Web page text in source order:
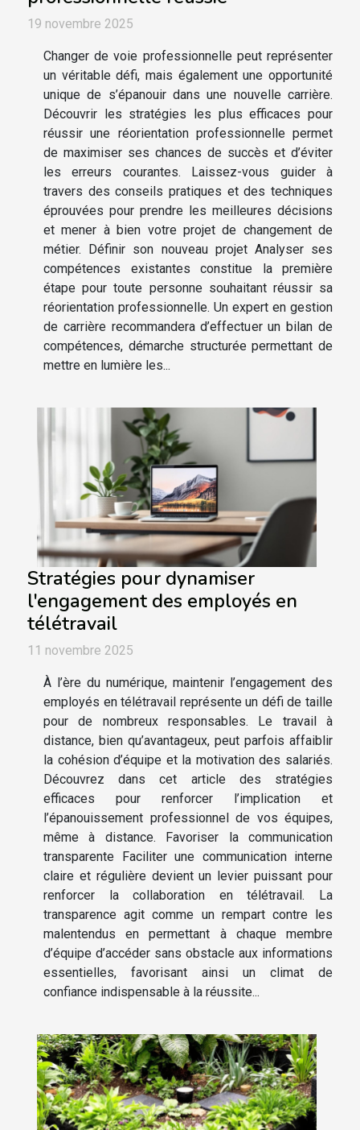
19 novembre 2025
Changer de voie professionnelle peut représenter
un véritable défi, mais également une opportunité
unique de s’épanouir dans une nouvelle carrière.
Découvrir les stratégies les plus efficaces pour
réussir une réorientation professionnelle permet
de maximiser ses chances de succès et d’éviter
les erreurs courantes. Laissez-vous guider à
travers des conseils pratiques et des techniques
éprouvées pour prendre les meilleures décisions
et mener à bien votre projet de changement de
métier. Définir son nouveau projet Analyser ses
compétences existantes constitue la première
étape pour toute personne souhaitant réussir sa
réorientation professionnelle. Un expert en gestion
de carrière recommandera d’effectuer un bilan de
compétences, démarche structurée permettant de
mettre en lumière les...
Stratégies pour dynamiser
l'engagement des employés en
télétravail
11 novembre 2025
À l’ère du numérique, maintenir l’engagement des
employés en télétravail représente un défi de taille
pour de nombreux responsables. Le travail à
distance, bien qu’avantageux, peut parfois affaiblir
la cohésion d’équipe et la motivation des salariés.
Découvrez dans cet article des stratégies
efficaces pour renforcer l’implication et
l’épanouissement professionnel de vos équipes,
même à distance. Favoriser la communication
transparente Faciliter une communication interne
claire et régulière devient un levier puissant pour
renforcer la collaboration en télétravail. La
transparence agit comme un rempart contre les
malentendus en permettant à chaque membre
d’équipe d’accéder sans obstacle aux informations
essentielles, favorisant ainsi un climat de
confiance indispensable à la réussite...